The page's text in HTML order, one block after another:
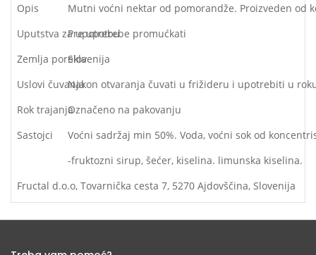
Opis
Mutni voćni nektar od pomorandže. Proizveden od
Uputstva za upotrebuPre upotrebe promućkati
Zemlja poreklaSlovenija
Uslovi čuvanjaNakon otvaranja čuvati u frižideru i upotrebiti u
Rok trajanjaOznačeno na pakovanju
Sastojci
Voćni sadržaj min 50%. Voda, voćni sok od
-fruktozni sirup, šećer, kiselina. limunska kiselina.
Fructal d.o.o, Tovarnička cesta 7, 5270 Ajdovščina, Slovenija